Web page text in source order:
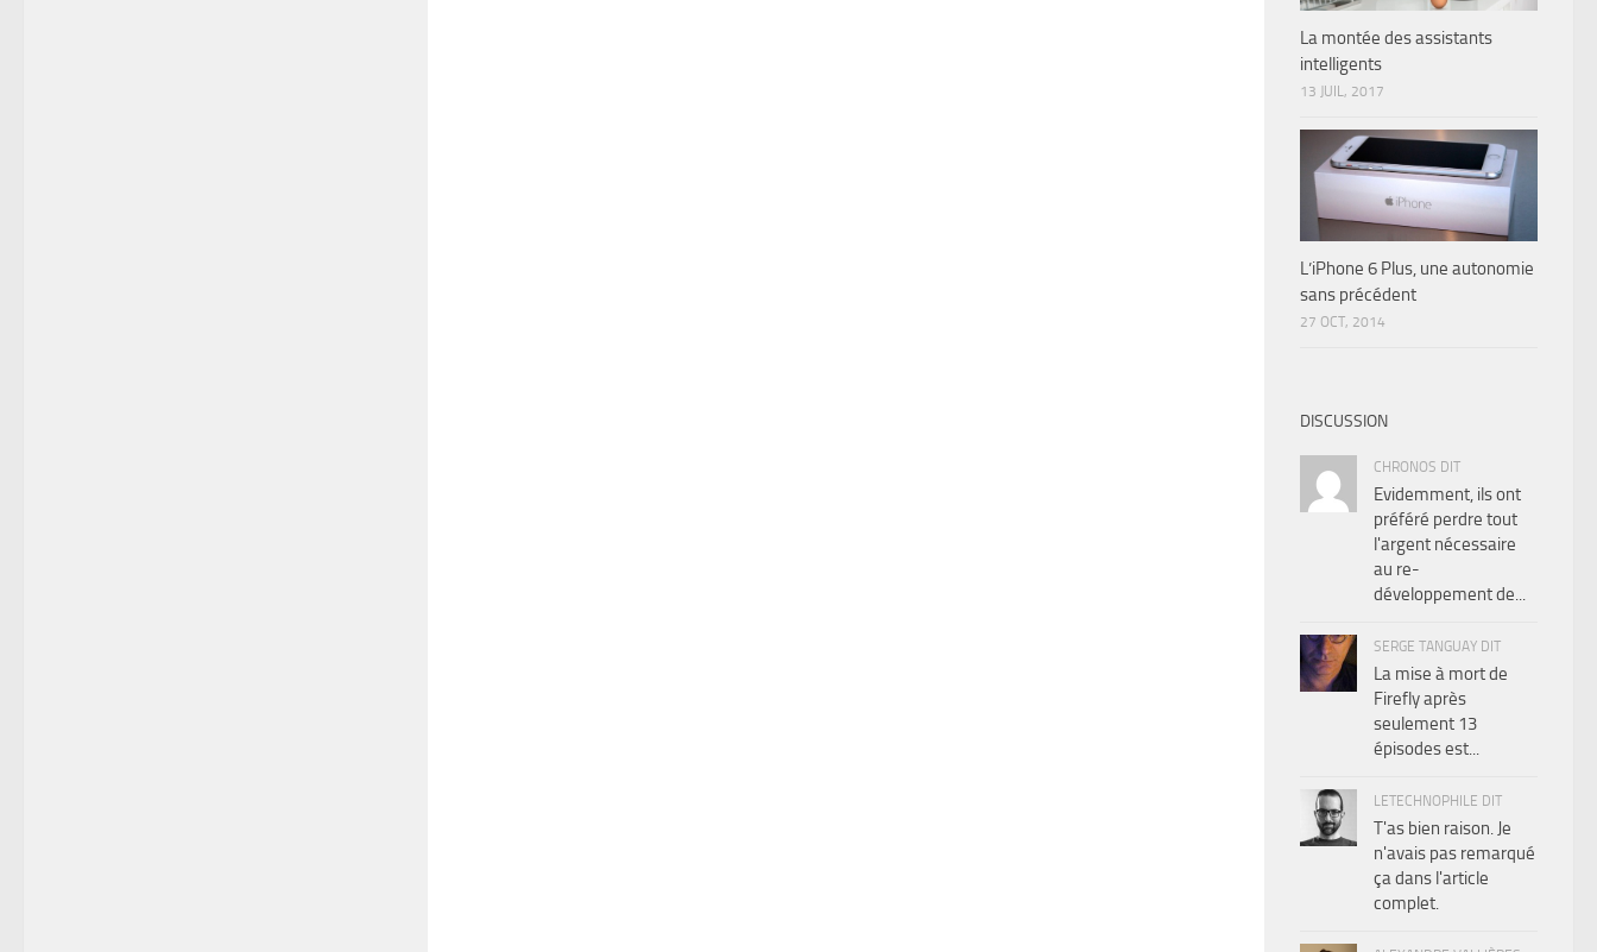
La montée des assistants
intelligents
13 JUIL, 2017
L’iPhone 6 Plus, une autonomie
sans précédent
27 OCT, 2014
DISCUSSION
CHRONOS DIT
Evidemment, ils ont
préféré perdre tout
l'argent nécessaire
au re-
développement de...
SERGE TANGUAY DIT
La mise à mort de
Firefly après
seulement 13
épisodes est...
LETECHNOPHILE DIT
T'as bien raison. Je
n'avais pas remarqué
ça dans l'article
complet.